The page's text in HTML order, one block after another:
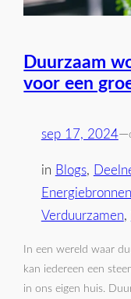
Duurzaam
voor een
sep 17, 2024—
in Blogs,
Energiebronnen
Verduurzamen,
In een wereld waar
kan iedereen een
in ons eigen huis.